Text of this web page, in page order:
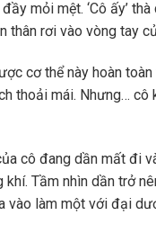
mỏi mệt. ‘Cô ấy’
thân rơi vào vòng tay
cơ thể này hoàn
thoải mái. Nhưng… cô
cô đang dần mất đi
khí. Tầm nhìn dần trở
vào làm một với đại